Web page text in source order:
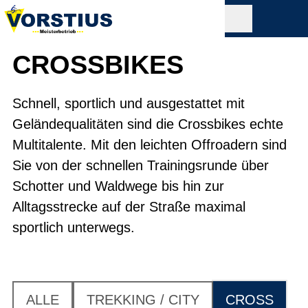
CROSSBIKES
Schnell, sportlich und ausgestattet mit
Geländequalitäten sind die Crossbikes echte
Multitalente. Mit den leichten Offroadern sind
Sie von der schnellen Trainingsrunde über
Schotter und Waldwege bis hin zur
Alltagsstrecke auf der Straße maximal
sportlich unterwegs.
ALLE TREKKING / CITY CROSS